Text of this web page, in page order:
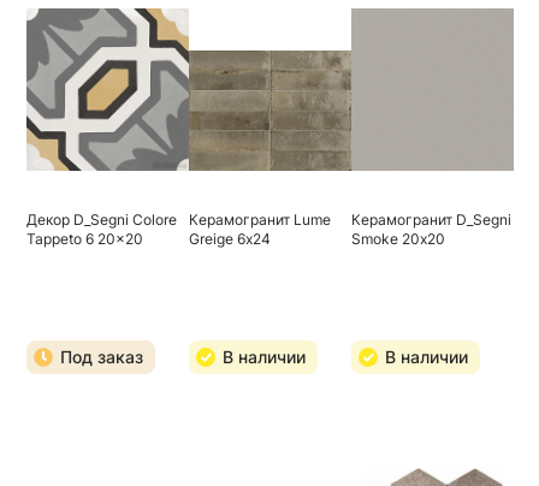
Декор D_Segni Colore
Tappeto 6 20x20
Под заказ
Керамогранит Lume
Greige 6х24
В наличии
Керамогранит D_Segni
Smoke 20х20
В наличии